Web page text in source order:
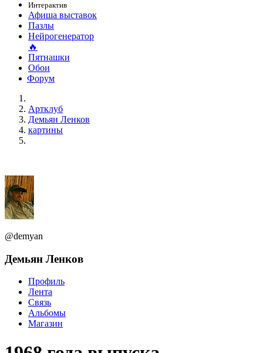
Интерактив
Афиша выставок
Пазлы
Нейрогенератор
🔥
Пятнашки
Обои
Форум
Артклуб
Демьян Ленков
картины
@demyan
Демьян Ленков
Профиль
Лента
Связь
Альбомы
Магазин